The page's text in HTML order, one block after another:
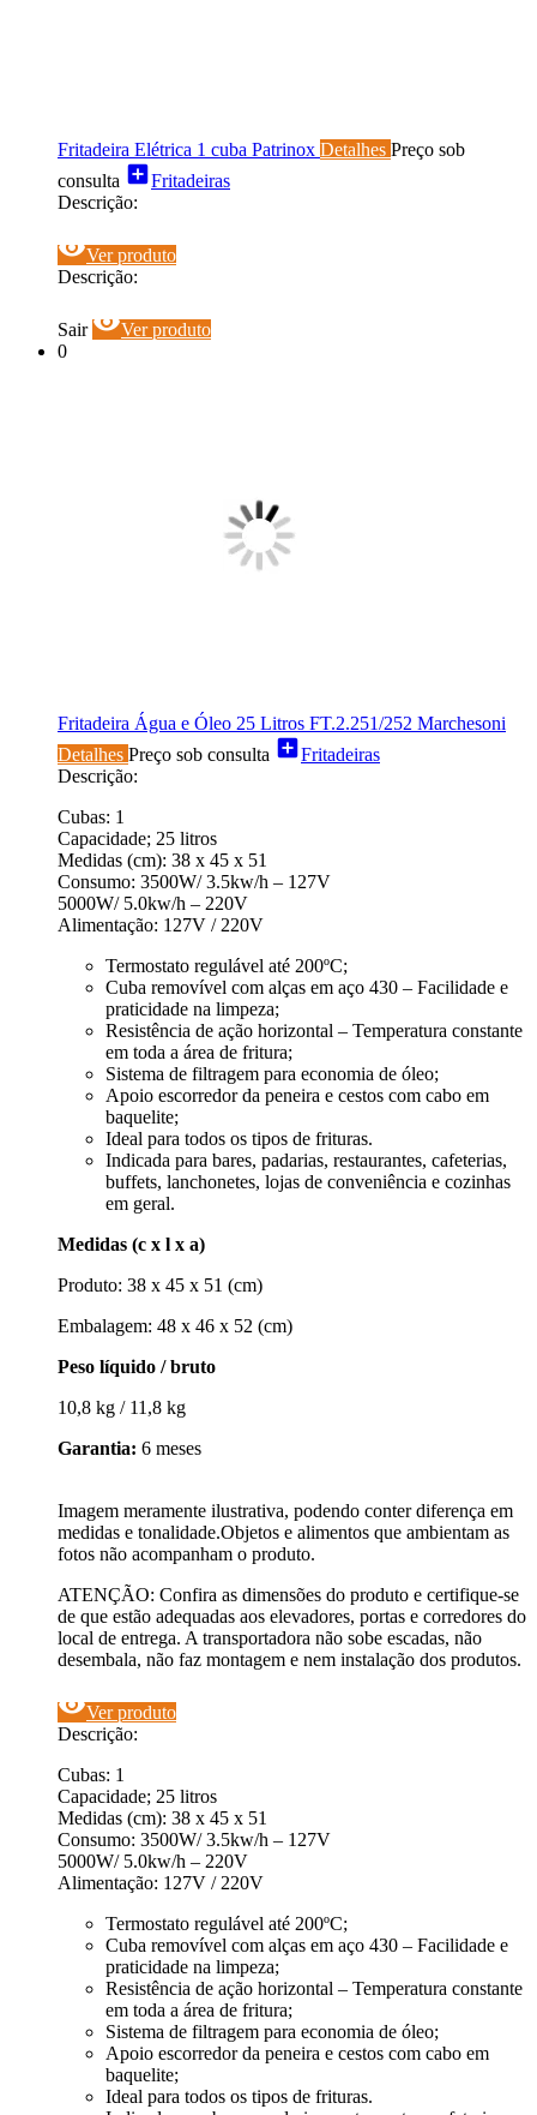
Fritadeira Elétrica 1 cuba Patrinox Detalhes Preço sob
consulta add_boxFritadeiras
Descrição:
visibilityVer produto
Descrição:
Sair visibilityVer produto
0
Fritadeira Água e Óleo 25 Litros FT.2.251/252 Marchesoni
Detalhes Preço sob consulta add_boxFritadeiras
Descrição:
Cubas: 1
Capacidade; 25 litros
Medidas (cm): 38 x 45 x 51
Consumo: 3500W/ 3.5kw/h – 127V
5000W/ 5.0kw/h – 220V
Alimentação: 127V / 220V
Termostato regulável até 200ºC;
Cuba removível com alças em aço 430 – Facilidade e
praticidade na limpeza;
Resistência de ação horizontal – Temperatura constante
em toda a área de fritura;
Sistema de filtragem para economia de óleo;
Apoio escorredor da peneira e cestos com cabo em
baquelite;
Ideal para todos os tipos de frituras.
Indicada para bares, padarias, restaurantes, cafeterias,
buffets, lanchonetes, lojas de conveniência e cozinhas
em geral.
Medidas (c x l x a)
Produto: 38 x 45 x 51 (cm)
Embalagem: 48 x 46 x 52 (cm)
Peso líquido / bruto
10,8 kg / 11,8 kg
Garantia: 6 meses
Imagem meramente ilustrativa, podendo conter diferença em
medidas e tonalidade.Objetos e alimentos que ambientam as
fotos não acompanham o produto.
ATENÇÃO: Confira as dimensões do produto e certifique-se
de que estão adequadas aos elevadores, portas e corredores do
local de entrega. A transportadora não sobe escadas, não
desembala, não faz montagem e nem instalação dos produtos.
visibilityVer produto
Descrição:
Cubas: 1
Capacidade; 25 litros
Medidas (cm): 38 x 45 x 51
Consumo: 3500W/ 3.5kw/h – 127V
5000W/ 5.0kw/h – 220V
Alimentação: 127V / 220V
Termostato regulável até 200ºC;
Cuba removível com alças em aço 430 – Facilidade e
praticidade na limpeza;
Resistência de ação horizontal – Temperatura constante
em toda a área de fritura;
Sistema de filtragem para economia de óleo;
Apoio escorredor da peneira e cestos com cabo em
baquelite;
Ideal para todos os tipos de frituras.